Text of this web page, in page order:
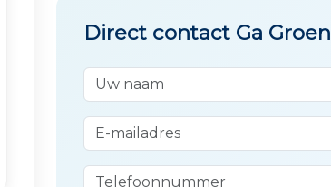
Direct contact Ga Groen
Uw naam
E-mailadres
Telefoonnummer